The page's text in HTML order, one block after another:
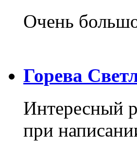
Очень
Горева
Интересный
при